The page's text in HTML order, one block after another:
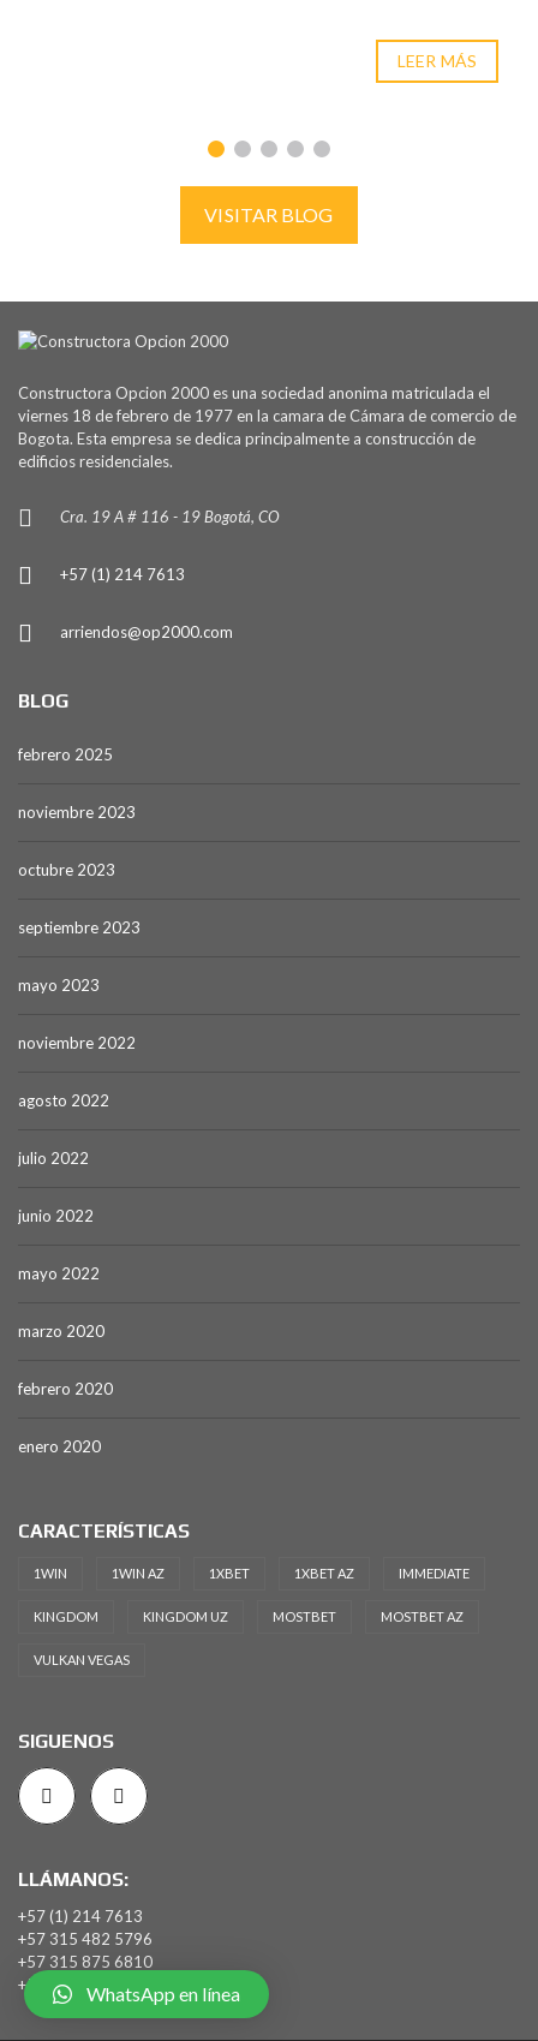
LEER MÁS
VISITAR BLOG
Constructora Opcion 2000 es una sociedad anonima matriculada el
viernes 18 de febrero de 1977 en la camara de Cámara de comercio de
Bogota. Esta empresa se dedica principalmente a construcción de
edificios residenciales.
Cra. 19 A # 116 - 19 Bogotá, CO
+57 (1) 214 7613
arriendos@op2000.com
BLOG
febrero 2025
noviembre 2023
octubre 2023
septiembre 2023
mayo 2023
noviembre 2022
agosto 2022
julio 2022
junio 2022
mayo 2022
marzo 2020
febrero 2020
enero 2020
CARACTERÍSTICAS
1WIN 1WIN AZ 1XBET 1XBET AZ IMMEDIATE
KINGDOM KINGDOM UZ MOSTBET MOSTBET AZ
VULKAN VEGAS
SIGUENOS
LLÁMANOS:
+57 (1) 214 7613
+57 315 482 5796
+57 315 875 6810
+57 301 668 8950WhatsApp en línea